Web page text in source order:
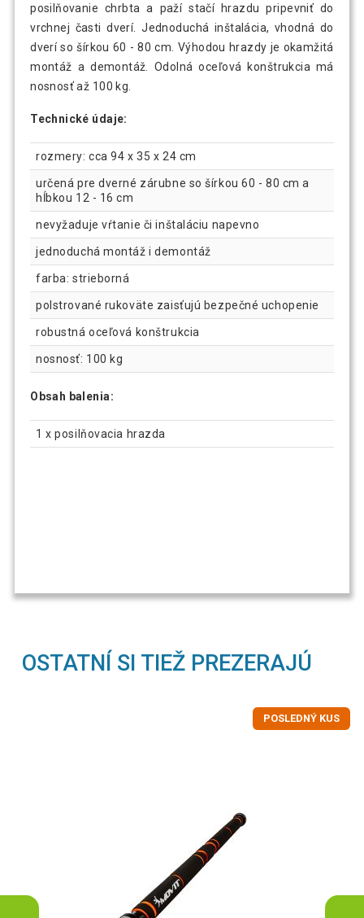
posilňovanie chrbta a paží stačí hrazdu pripevniť do
vrchnej časti dverí. Jednoduchá inštalácia, vhodná do
dverí so šírkou 60 - 80 cm. Výhodou hrazdy je okamžitá
montáž a demontáž. Odolná oceľová konštrukcia má
nosnosť až 100 kg.
Technické údaje:
rozmery: cca 94 x 35 x 24 cm
určená pre dverné zárubne so šírkou 60 - 80 cm a
hĺbkou 12 - 16 cm
nevyžaduje vŕtanie či inštaláciu napevno
jednoduchá montáž i demontáž
farba: strieborná
polstrované rukoväte zaisťujú bezpečné uchopenie
robustná oceľová konštrukcia
nosnosť: 100 kg
Obsah balenia:
1 x posilňovacia hrazda
OSTATNÍ SI TIEŽ PREZERAJÚ
POSLEDNÝ KUS